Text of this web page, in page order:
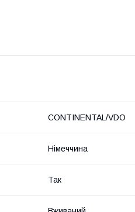
CONTINENTAL/VDO
Німеччина
Так